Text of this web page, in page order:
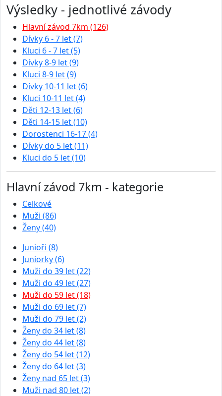
Výsledky - jednotlivé závody
Hlavní závod 7km (126)
Dívky 6 - 7 let (7)
Kluci 6 - 7 let (5)
Dívky 8-9 let (9)
Kluci 8-9 let (9)
Dívky 10-11 let (6)
Kluci 10-11 let (4)
Děti 12-13 let (6)
Děti 14-15 let (10)
Dorostenci 16-17 (4)
Dívky do 5 let (11)
Kluci do 5 let (10)
Hlavní závod 7km - kategorie
Celkové
Muži (86)
Ženy (40)
Junioři (8)
Juniorky (6)
Muži do 39 let (22)
Muži do 49 let (27)
Muži do 59 let (18)
Muži do 69 let (7)
Muži do 79 let (2)
Ženy do 34 let (8)
Ženy do 44 let (8)
Ženy do 54 let (12)
Ženy do 64 let (3)
Ženy nad 65 let (3)
Muži nad 80 let (2)